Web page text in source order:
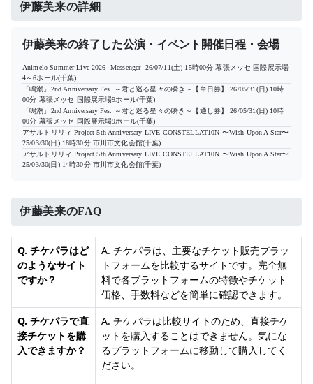
伊藤美来の詳細
伊藤美来の終了した公演・イベント開催日程・会場
Animelo Summer Live 2026 -Messenger- 26/07/11(土) 15時00分 幕張メッセ 国際展示場
4～6ホール(千葉)
「鳴潮」2nd Anniversary Fes. ～君と巡る星々の瞬き～【単日券】
26/05/31(日) 10時
00分 幕張メッセ 国際展示場9ホール(千葉)
「鳴潮」2nd Anniversary Fes. ～君と巡る星々の瞬き～【通し券】
26/05/31(日) 10時
00分 幕張メッセ 国際展示場9ホール(千葉)
アサルトリリィ Project 5th Anniversary LIVE CONSTELLAT10N 〜Wish Upon A Star〜
25/03/30(日) 18時30分 市川市文化会館(千葉)
アサルトリリィ Project 5th Anniversary LIVE CONSTELLAT10N 〜Wish Upon A Star〜
25/03/30(日) 14時30分 市川市文化会館(千葉)
伊藤美来のFAQ
Q. チケパラはど
のようなサイト
ですか？
A. チケパラは、主要なチケット販売プラッ
トフォームを比較するサイトです。完全無
料で各プラットフォームの特徴やチケット
価格、手数料などを簡単に確認できます。
Q. チケパラで直
接チケットを購
入できますか？
A. チケパラは比較サイトのため、直接チケ
ットを購入することはできません。気にな
るプラットフォームに移動して購入してく
ださい。